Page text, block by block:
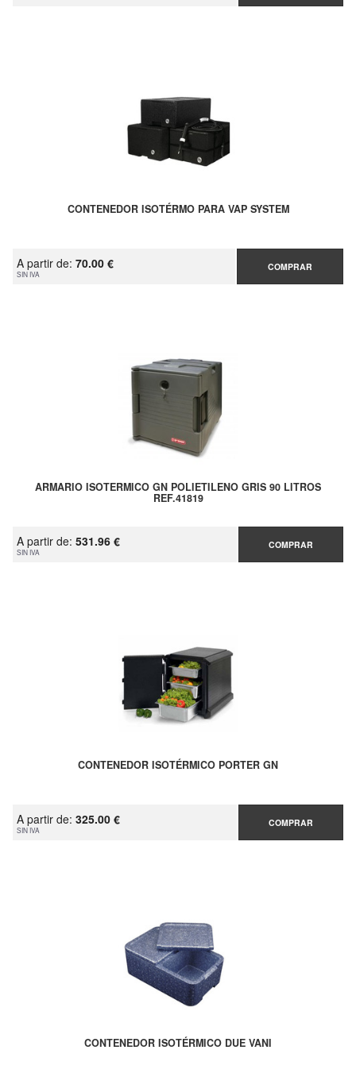
CONTENEDOR ISOTÉRMO PARA VAP SYSTEM
A partir de: 70.00 €
SIN IVA
COMPRAR
ARMARIO ISOTERMICO GN POLIETILENO GRIS 90 LITROS
REF.41819
A partir de: 531.96 €
SIN IVA
COMPRAR
CONTENEDOR ISOTÉRMICO PORTER GN
A partir de: 325.00 €
SIN IVA
COMPRAR
CONTENEDOR ISOTÉRMICO DUE VANI